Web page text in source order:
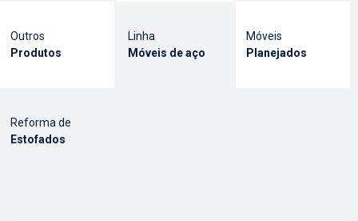
Outros
Produtos
Linha
Móveis de aço
Móveis
Planejados
Reforma de
Estofados